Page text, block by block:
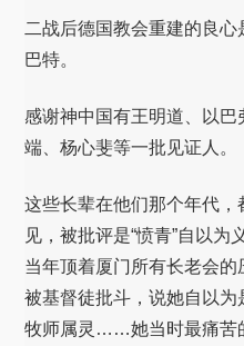
二战后德国教会重建的良
巴特。
感谢神中国有王明道、以
端、杨心斐等一批见证人。
这些长辈在他们那个年代
见，被批评是“愤青”自以
当年顶着厦门所有长老会的
被基督徒批斗，说她自以
牧师属灵……她当时最痛苦